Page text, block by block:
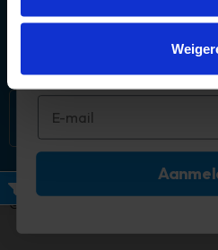
Filters
©2026 Timco Voordeelmarkt
Abonneer je